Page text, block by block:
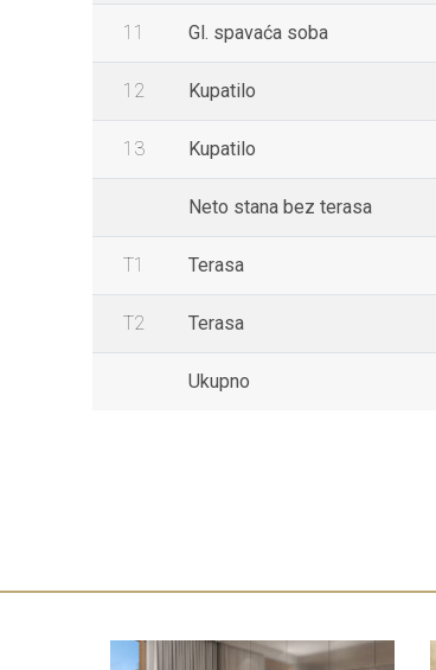
11 Gl. spavaća soba
12 Kupatilo
13 Kupatilo
Neto stana bez terasa
T1 Terasa
T2 Terasa
Ukupno